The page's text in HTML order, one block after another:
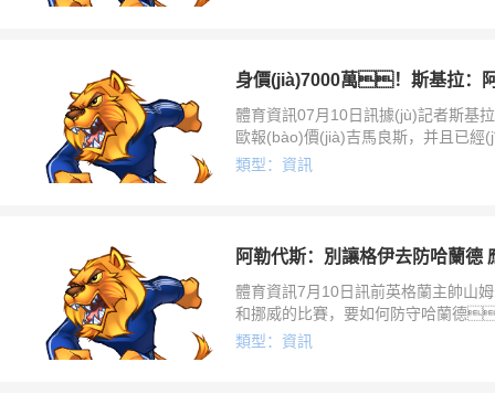
體育資訊07月10日訊據(jù)記者斯
歐報(bào)價(jià)吉馬良斯，并且已
億歐。斯基拉寫道：阿森納計(jì)劃
類型：資訊
體育資訊7月10日訊前英格蘭主帥
和挪威的比賽，要如何防守哈蘭德
比大多數(shù)英格蘭球員都更了
類型：資訊